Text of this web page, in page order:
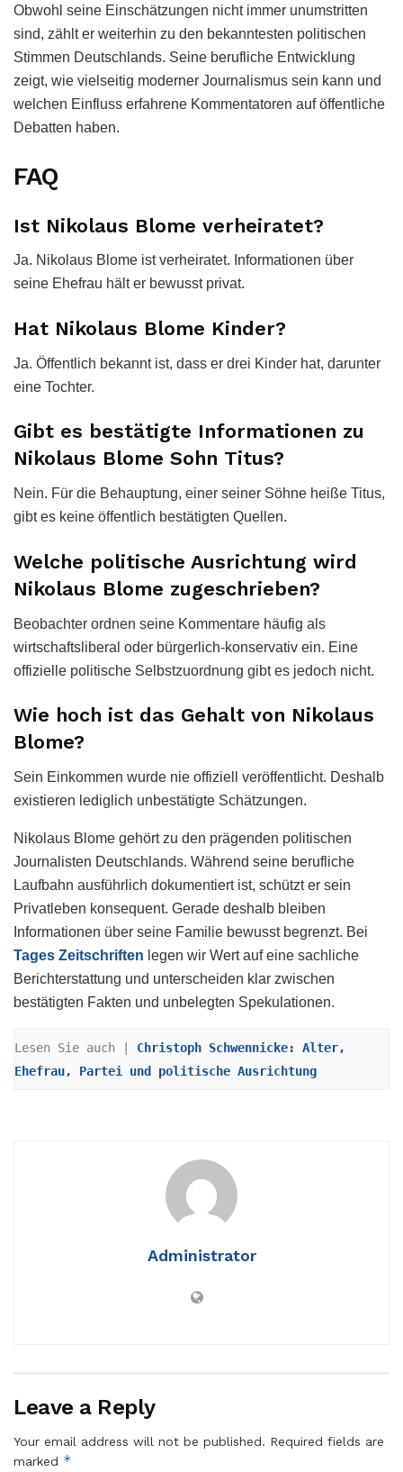
Obwohl seine Einschätzungen nicht immer unumstritten
sind, zählt er weiterhin zu den bekanntesten politischen
Stimmen Deutschlands. Seine berufliche Entwicklung
zeigt, wie vielseitig moderner Journalismus sein kann und
welchen Einfluss erfahrene Kommentatoren auf öffentliche
Debatten haben.
FAQ
Ist Nikolaus Blome verheiratet?
Ja. Nikolaus Blome ist verheiratet. Informationen über
seine Ehefrau hält er bewusst privat.
Hat Nikolaus Blome Kinder?
Ja. Öffentlich bekannt ist, dass er drei Kinder hat, darunter
eine Tochter.
Gibt es bestätigte Informationen zu
Nikolaus Blome Sohn Titus?
Nein. Für die Behauptung, einer seiner Söhne heiße Titus,
gibt es keine öffentlich bestätigten Quellen.
Welche politische Ausrichtung wird
Nikolaus Blome zugeschrieben?
Beobachter ordnen seine Kommentare häufig als
wirtschaftsliberal oder bürgerlich-konservativ ein. Eine
offizielle politische Selbstzuordnung gibt es jedoch nicht.
Wie hoch ist das Gehalt von Nikolaus
Blome?
Sein Einkommen wurde nie offiziell veröffentlicht. Deshalb
existieren lediglich unbestätigte Schätzungen.
Nikolaus Blome gehört zu den prägenden politischen
Journalisten Deutschlands. Während seine berufliche
Laufbahn ausführlich dokumentiert ist, schützt er sein
Privatleben konsequent. Gerade deshalb bleiben
Informationen über seine Familie bewusst begrenzt. Bei
Tages Zeitschriften legen wir Wert auf eine sachliche
Berichterstattung und unterscheiden klar zwischen
bestätigten Fakten und unbelegten Spekulationen.
Lesen Sie auch | Christoph Schwennicke: Alter,
Ehefrau, Partei und politische Ausrichtung
Administrator
Leave a Reply
Your email address will not be published. Required fields are
marked *